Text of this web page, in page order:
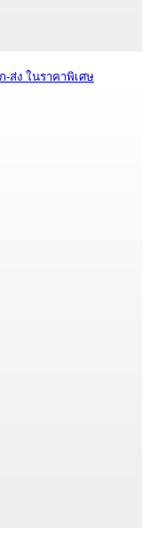
ส่ง ในราคาพิเศษ